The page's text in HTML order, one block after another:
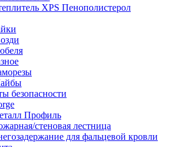
XPS Пенополистерол
безопасности
Профиль
стеновая лестница
для фальцевой кровли